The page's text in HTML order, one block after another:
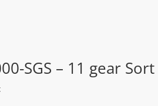
SGS – 11 gear